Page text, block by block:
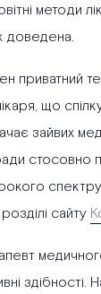
методи
доведена.
приватний
що
зайвих
стосовно
сайту
здібності.